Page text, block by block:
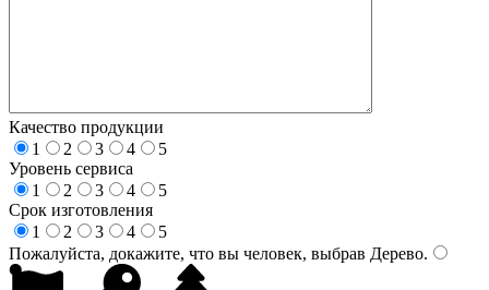
Качество продукции
1
2 3 4
5
Уровень сервиса
1
2 3 4
5
Срок изготовления
1
2 3 4
5
Пожалуйста, докажите, что вы человек, выбрав Дерево.